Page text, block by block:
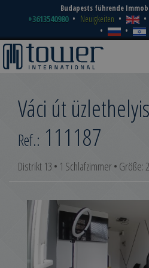
Budapests führende
+3613540980 Neuigkeiten
Váci út
Ref.: 111187
Distrikt 13 • 1 Schlafzimmer • Größe: